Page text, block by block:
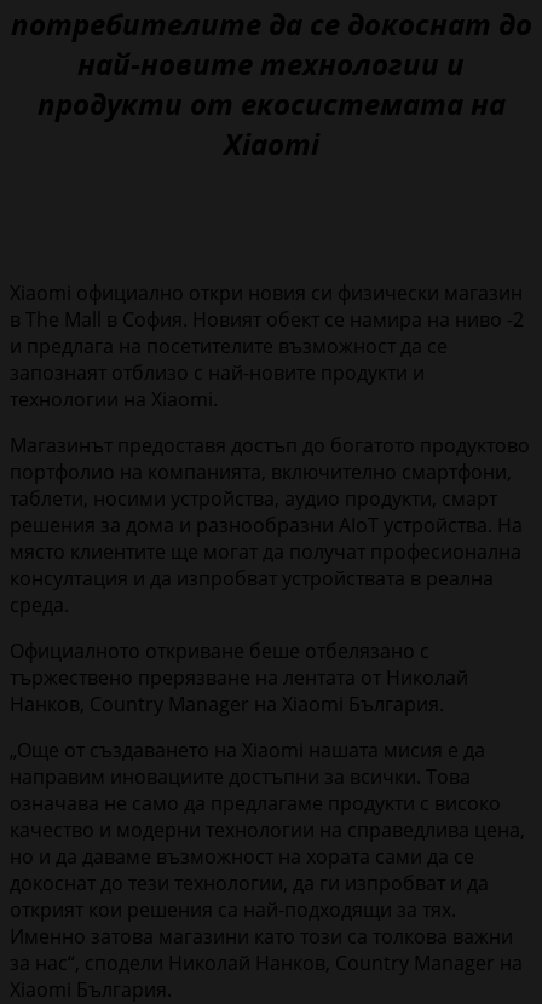
потребителите да се докоснат до
най-новите технологии и
продукти от екосистемата на
Xiaomi
Xiaomi официално откри новия си физически магазин
в The Mall в София. Новият обект се намира на ниво -2
и предлага на посетителите възможност да се
запознаят отблизо с най-новите продукти и
технологии на Xiaomi.
Магазинът предоставя достъп до богатото продуктово
портфолио на компанията, включително смартфони,
таблети, носими устройства, аудио продукти, смарт
решения за дома и разнообразни AIoT устройства. На
място клиентите ще могат да получат професионална
консултация и да изпробват устройствата в реална
среда.
Официалното откриване беше отбелязано с
тържествено прерязване на лентата от Николай
Нанков, Country Manager на Xiaomi България.
„Още от създаването на Xiaomi нашата мисия е да
направим иновациите достъпни за всички. Това
означава не само да предлагаме продукти с високо
качество и модерни технологии на справедлива цена,
но и да даваме възможност на хората сами да се
докоснат до тези технологии, да ги изпробват и да
открият кои решения са най-подходящи за тях.
Именно затова магазини като този са толкова важни
за нас“, сподели Николай Нанков, Country Manager на
Xiaomi България.